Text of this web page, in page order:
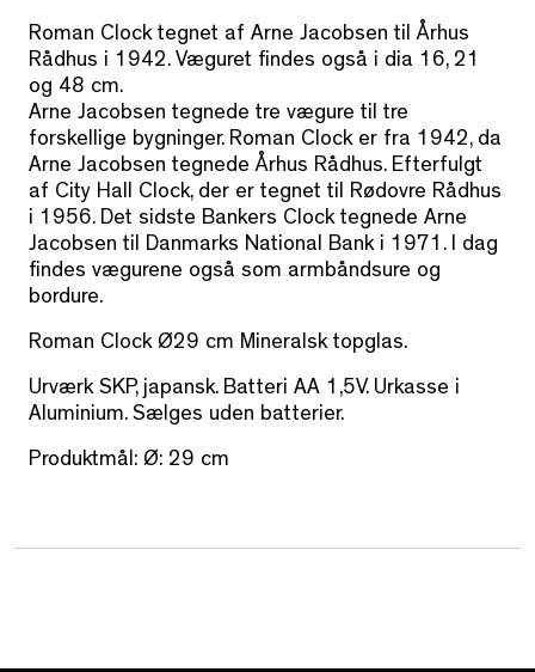
Roman Clock tegnet af Arne Jacobsen til Århus
Rådhus i 1942. Væguret findes også i dia 16, 21
og 48 cm.
Arne Jacobsen tegnede tre vægure til tre
forskellige bygninger. Roman Clock er fra 1942, da
Arne Jacobsen tegnede Århus Rådhus. Efterfulgt
af City Hall Clock, der er tegnet til Rødovre Rådhus
i 1956. Det sidste Bankers Clock tegnede Arne
Jacobsen til Danmarks National Bank i 1971. I dag
findes vægurene også som armbåndsure og
bordure.
Roman Clock Ø29 cm Mineralsk topglas.
Urværk SKP, japansk. Batteri AA 1,5V. Urkasse i
Aluminium. Sælges uden batterier.
Produktmål: Ø: 29 cm